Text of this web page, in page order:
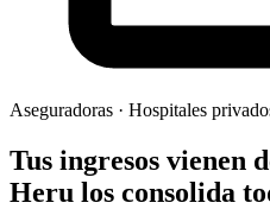
Aseguradoras · Hospitales
Tus ingresos vienen
Heru los consolida